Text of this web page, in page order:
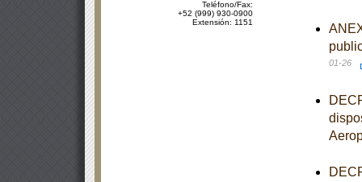
Teléfono/Fax:
+52 (999) 930-0900
Extensión: 1151
01-26